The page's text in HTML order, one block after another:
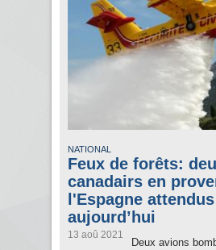
NATIONAL
Feux de forêts:
canadairs en
l'Espagne attendus
aujourd’hui
13 aoû 2021
Deux avions